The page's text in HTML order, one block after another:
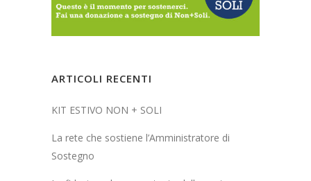
ARTICOLI RECENTI
KIT ESTIVO NON + SOLI
La rete che sostiene l’Amministratore di
Sostegno